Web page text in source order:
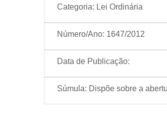
Categoria: Lei Ordinária
Número/Ano: 1647/2012
Data de Publicação:
Súmula: Dispõe sobre a